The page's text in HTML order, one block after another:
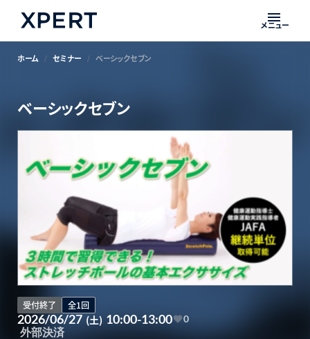
メニュー
ホーム セミナー ベーシックセブン
ベーシックセブン
受付終了 全1回
2026/06/27 (土) 10:00-13:00 0
外部決済